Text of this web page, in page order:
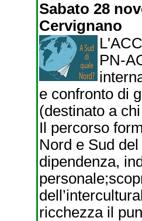
Sabato 28
Cervignano
PN-
e confronto di
(destinato a
Il percorso
Nord e Sud
dipendenza,
ricchezza il